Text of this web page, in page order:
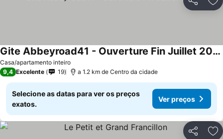
Partilhar
Casa/apartamento inteiro
Gite Abbeyroad41 - Ouverture Fin Juillet 2022 !
Ver preços
9,4 Excelente 19 a 1.2 km de Centro da cidade
Selecione as datas para ver os preços
exatos.
Ver preços
Partilhar